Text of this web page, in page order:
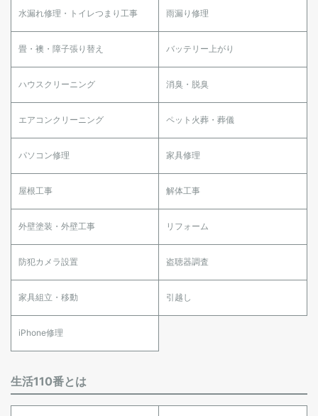
水漏れ修理・トイレつまり工事 雨漏り修理
畳・襖・障子張り替え バッテリー上がり
ハウスクリーニング 消臭・脱臭
エアコンクリーニング ペット火葬・葬儀
パソコン修理 家具修理
屋根工事 解体工事
外壁塗装・外壁工事 リフォーム
防犯カメラ設置 盗聴器調査
家具組立・移動 引越し
iPhone修理
生活110番とは